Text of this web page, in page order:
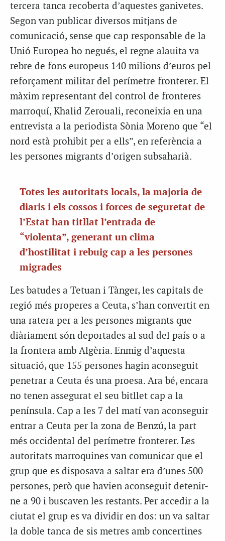
tercera tanca recoberta d’aquestes ganivetes.
Segon van publicar diversos mitjans de
comunicació, sense que cap responsable de la
Unió Europea ho negués, el regne alauita va
rebre de fons europeus 140 milions d’euros pel
reforçament militar del perímetre fronterer. El
màxim representant del control de fronteres
marroquí, Khalid Zerouali, reconeixia en una
entrevista a la periodista Sònia Moreno que “el
nord està prohibit per a ells”, en referència a
les persones migrants d’origen subsaharià.
Totes les autoritats locals, la majoria de
diaris i els cossos i forces de seguretat de
l’Estat han titllat l’entrada de
“violenta”, generant un clima
d’hostilitat i rebuig cap a les persones
migrades
Les batudes a Tetuan i Tànger, les capitals de
regió més properes a Ceuta, s’han convertit en
una ratera per a les persones migrants que
diàriament són deportades al sud del país o a
la frontera amb Algèria. Enmig d’aquesta
situació, que 155 persones hagin aconseguit
penetrar a Ceuta és una proesa. Ara bé, encara
no tenen assegurat el seu bitllet cap a la
península. Cap a les 7 del matí van aconseguir
entrar a Ceuta per la zona de Benzú, la part
més occidental del perímetre fronterer. Les
autoritats marroquines van comunicar que el
grup que es disposava a saltar era d’unes 500
persones, però que havien aconseguit detenir-
ne a 90 i buscaven les restants. Per accedir a la
ciutat el grup es va dividir en dos: un va saltar
la doble tanca de sis metres amb concertines